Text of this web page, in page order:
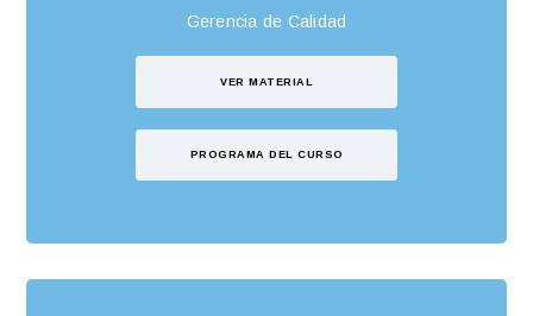
Gerencia de Calidad
VER MATERIAL
PROGRAMA DEL CURSO